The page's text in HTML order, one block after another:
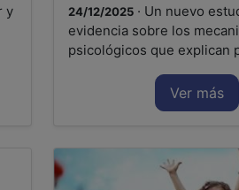
y
24/12/2025· Un nuevo
evidencia sobre los
psicológicos que explican
Ver más